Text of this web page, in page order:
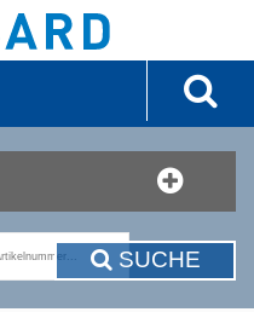
SUCHE